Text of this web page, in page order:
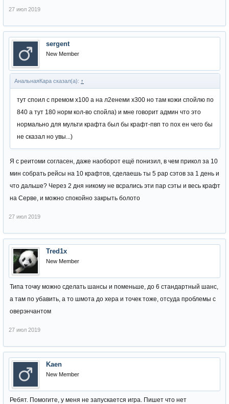
27 июл 2019
sergent
New Member
АнальнаяКара сказал(а): ↑
тут споил с премом х100 а на л2енеми х300 но там кожи спойлю по
840 а тут 180 норм кол-во спойла) и мне говорит админ что это
нормально для мульти крафта был бы крафт-пвп то пох ен чего бы
не сказал но увы...)
Я с реитоми согласен, даже наоборот ещё понизил, в чем прикол за 10
мин собрать рейсы на 10 крафтов, сделаешь ты 5 рар сэтов за 1 день и
что дальше? Через 2 дня никому не всрались эти пар сэты и весь крафт
на Серве, и можно спокойно закрыть болото
27 июл 2019
Tred1x
New Member
Типа точку можно сделать шансы и поменьше, до 6 стандартный шанс,
а там по убавить, а то шмота до хера и точек тоже, отсуда проблемы с
оверэнчантом
27 июл 2019
Kaen
New Member
Ребят. Помогите, у меня не запускается игра. Пишет что нет